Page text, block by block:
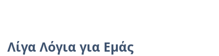
Λίγα Λόγια για Εμάς